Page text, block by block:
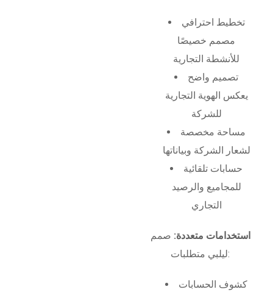
تخطيط احترافي
مصمم خصيصًا
للأنشطة التجارية
تصميم واضح
يعكس الهوية التجارية
للشركة
مساحة مخصصة
لشعار الشركة وبياناتها
حسابات تلقائية
للمجاميع والرصيد
التجاري
استخدامات متعددة: صمم
ليلبي متطلبات:
كشوف الحسابات